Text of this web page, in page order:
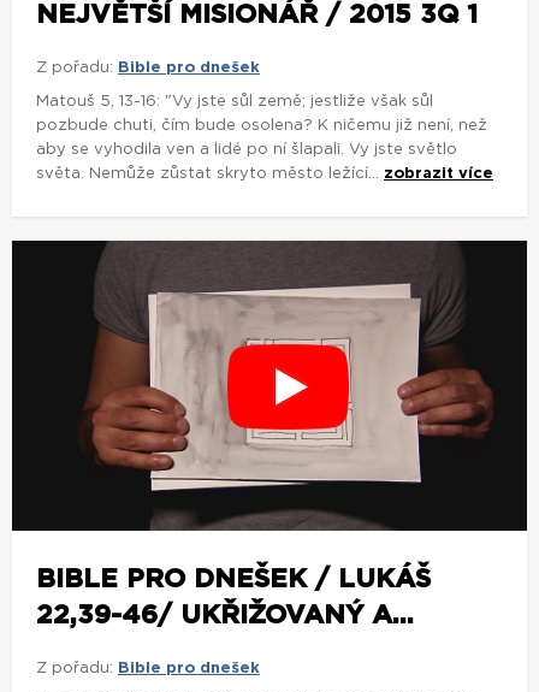
NEJVĚTŠÍ MISIONÁŘ / 2015 3Q 1
Z pořadu: Bible pro dnešek
Matouš 5, 13-16: "Vy jste sůl země; jestliže však sůl
pozbude chuti, čím bude osolena? K ničemu již není, než
aby se vyhodila ven a lidé po ní šlapali. Vy jste světlo
světa. Nemůže zůstat skryto město ležící... zobrazit více
BIBLE PRO DNEŠEK / LUKÁŠ
22,39-46/ UKŘIŽOVANÝ A...
Z pořadu: Bible pro dnešek